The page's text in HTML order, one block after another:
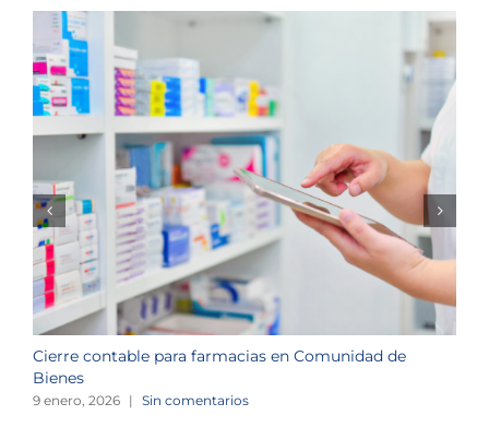
Cierre contable para farmacias en Comunidad de
Bienes
9 enero, 2026 | Sin comentarios